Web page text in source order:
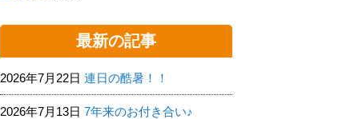
最新の記事
2026年7月22日 連日の酷暑！！
2026年7月13日 7年来のお付き合い♪